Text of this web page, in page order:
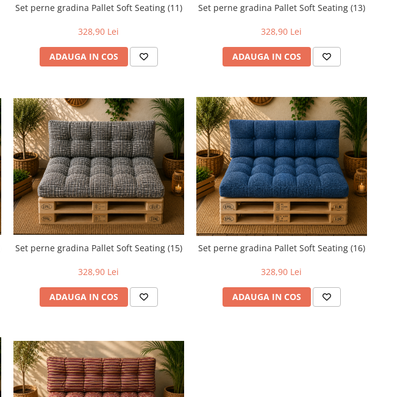
Set perne gradina Pallet Soft Seating (11)
328,90 Lei
ADAUGA IN COS
Set perne gradina Pallet Soft Seating (13)
328,90 Lei
ADAUGA IN COS
Set perne gradina Pallet Soft Seating (15)
328,90 Lei
ADAUGA IN COS
Set perne gradina Pallet Soft Seating (16)
328,90 Lei
ADAUGA IN COS